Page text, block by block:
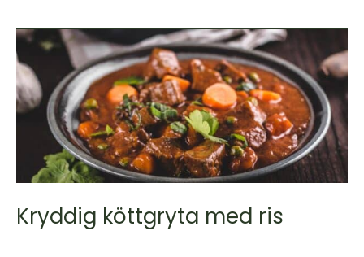
Kryddig köttgryta med ris
Kryddig
köttgryta
med
ris